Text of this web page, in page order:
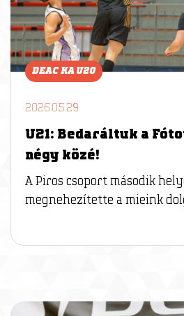
DEAC KA U20
2026.05.29
U21: Bedaráltuk a
négy közé!
A Piros csoport második
megnehezítette a mieink